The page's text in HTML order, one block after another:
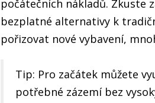
počátečních nákladů. Zkuste
bezplatné alternativy k
pořizovat nové vybavení,
Tip: Pro začátek můžete
potřebné zázemí bez